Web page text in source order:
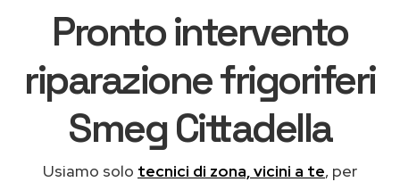
Pronto intervento
riparazione frigoriferi
Smeg Cittadella
Usiamo solo tecnici di zona, vicini a te, per